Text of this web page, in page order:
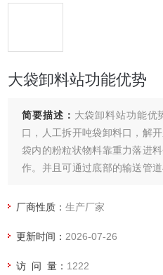
大袋卸料站功能优势
简要描述： 大袋卸料站功能优
口，人工拆开吨袋卸料口，解
袋内的粉粒状物料靠重力落进
作。并且可通过底部的输送管
厂商性质：生产厂家
更新时间： 2026-07-26
访 问 量： 1222